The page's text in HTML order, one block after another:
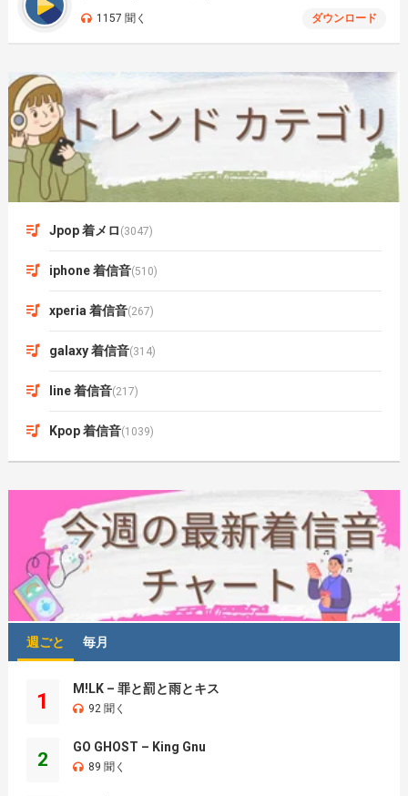
1157 聞く ダウンロード
Jpop 着メロ (3047)
iphone 着信音(510)
xperia 着信音(267)
galaxy 着信音(314)
line 着信音(217)
Kpop 着信音(1039)
週ごと 毎月
1
M!LK – 罪と罰と雨とキス
92 聞く
2
GO GHOST – King Gnu
89 聞く